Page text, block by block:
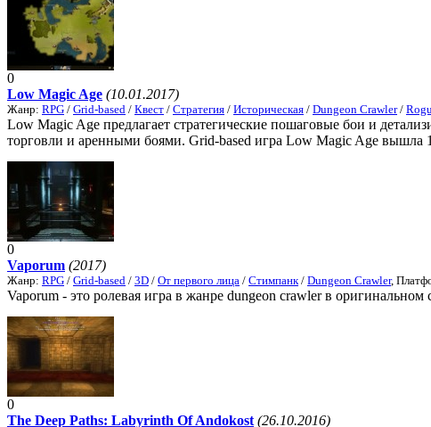
0
Low Magic Age (10.01.2017)
Жанр: RPG / Grid-based / Квест / Стратегия / Историческая / Dungeon Crawler/
Low Magic Age предлагает стратегические пошаговые бои и
торговли и аренными боями. Grid-based игра Low Magic Age вышла
0
Vaporum (2017)
Жанр: RPG / Grid-based / 3D / От первого лица / Стимпанк / Dungeon Crawler,
Vaporum - это ролевая игра в жанре dungeon crawler в
0
The Deep Paths: Labyrinth Of Andokost (26.10.2016)